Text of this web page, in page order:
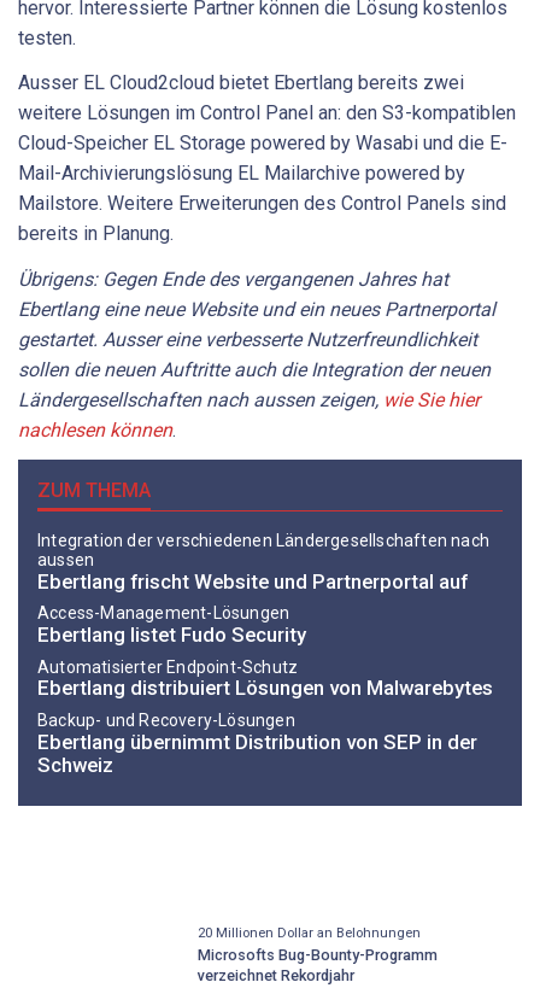
hervor. Interessierte Partner können die Lösung kostenlos
testen.
Ausser EL Cloud2cloud bietet Ebertlang bereits zwei
weitere Lösungen im Control Panel an: den S3-kompatiblen
Cloud-Speicher EL Storage powered by Wasabi und die E-
Mail-Archivierungslösung EL Mailarchive powered by
Mailstore. Weitere Erweiterungen des Control Panels sind
bereits in Planung.
Übrigens: Gegen Ende des vergangenen Jahres hat
Ebertlang eine neue Website und ein neues Partnerportal
gestartet. Ausser eine verbesserte Nutzerfreundlichkeit
sollen die neuen Auftritte auch die Integration der neuen
Ländergesellschaften nach aussen zeigen, wie Sie hier
nachlesen können.
ZUM THEMA
Integration der verschiedenen Ländergesellschaften nach
aussen
Ebertlang frischt Website und Partnerportal auf
Access-Management-Lösungen
Ebertlang listet Fudo Security
Automatisierter Endpoint-Schutz
Ebertlang distribuiert Lösungen von Malwarebytes
Backup- und Recovery-Lösungen
Ebertlang übernimmt Distribution von SEP in der
Schweiz
20 Millionen Dollar an Belohnungen
Microsofts Bug-Bounty-Programm
verzeichnet Rekordjahr